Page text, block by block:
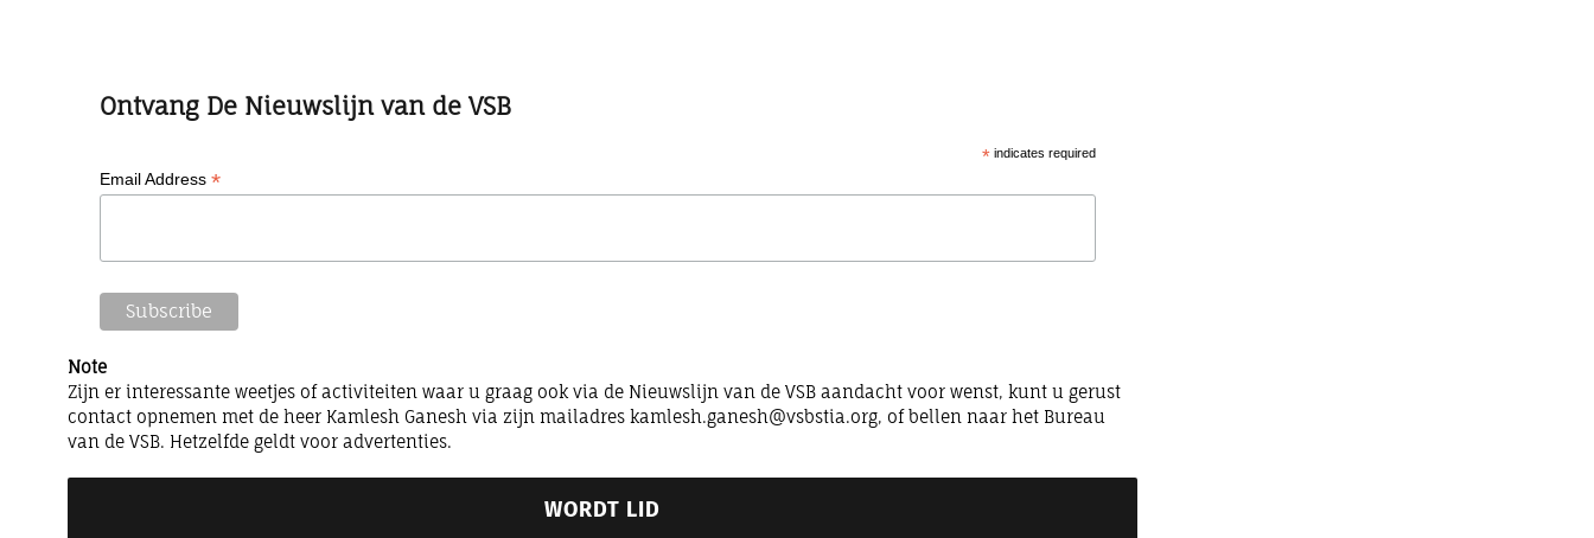
Ontvang De Nieuwslijn van de VSB
* indicates required
Email Address*
Note
Zijn er interessante weetjes of activiteiten waar u graag ook via de Nieuwslijn van de VSB aandacht voor wenst, kunt u gerust
contact opnemen met de heer Kamlesh Ganesh via zijn mailadres kamlesh.ganesh@vsbstia.org, of bellen naar het Bureau
van de VSB. Hetzelfde geldt voor advertenties.
WORDT LID